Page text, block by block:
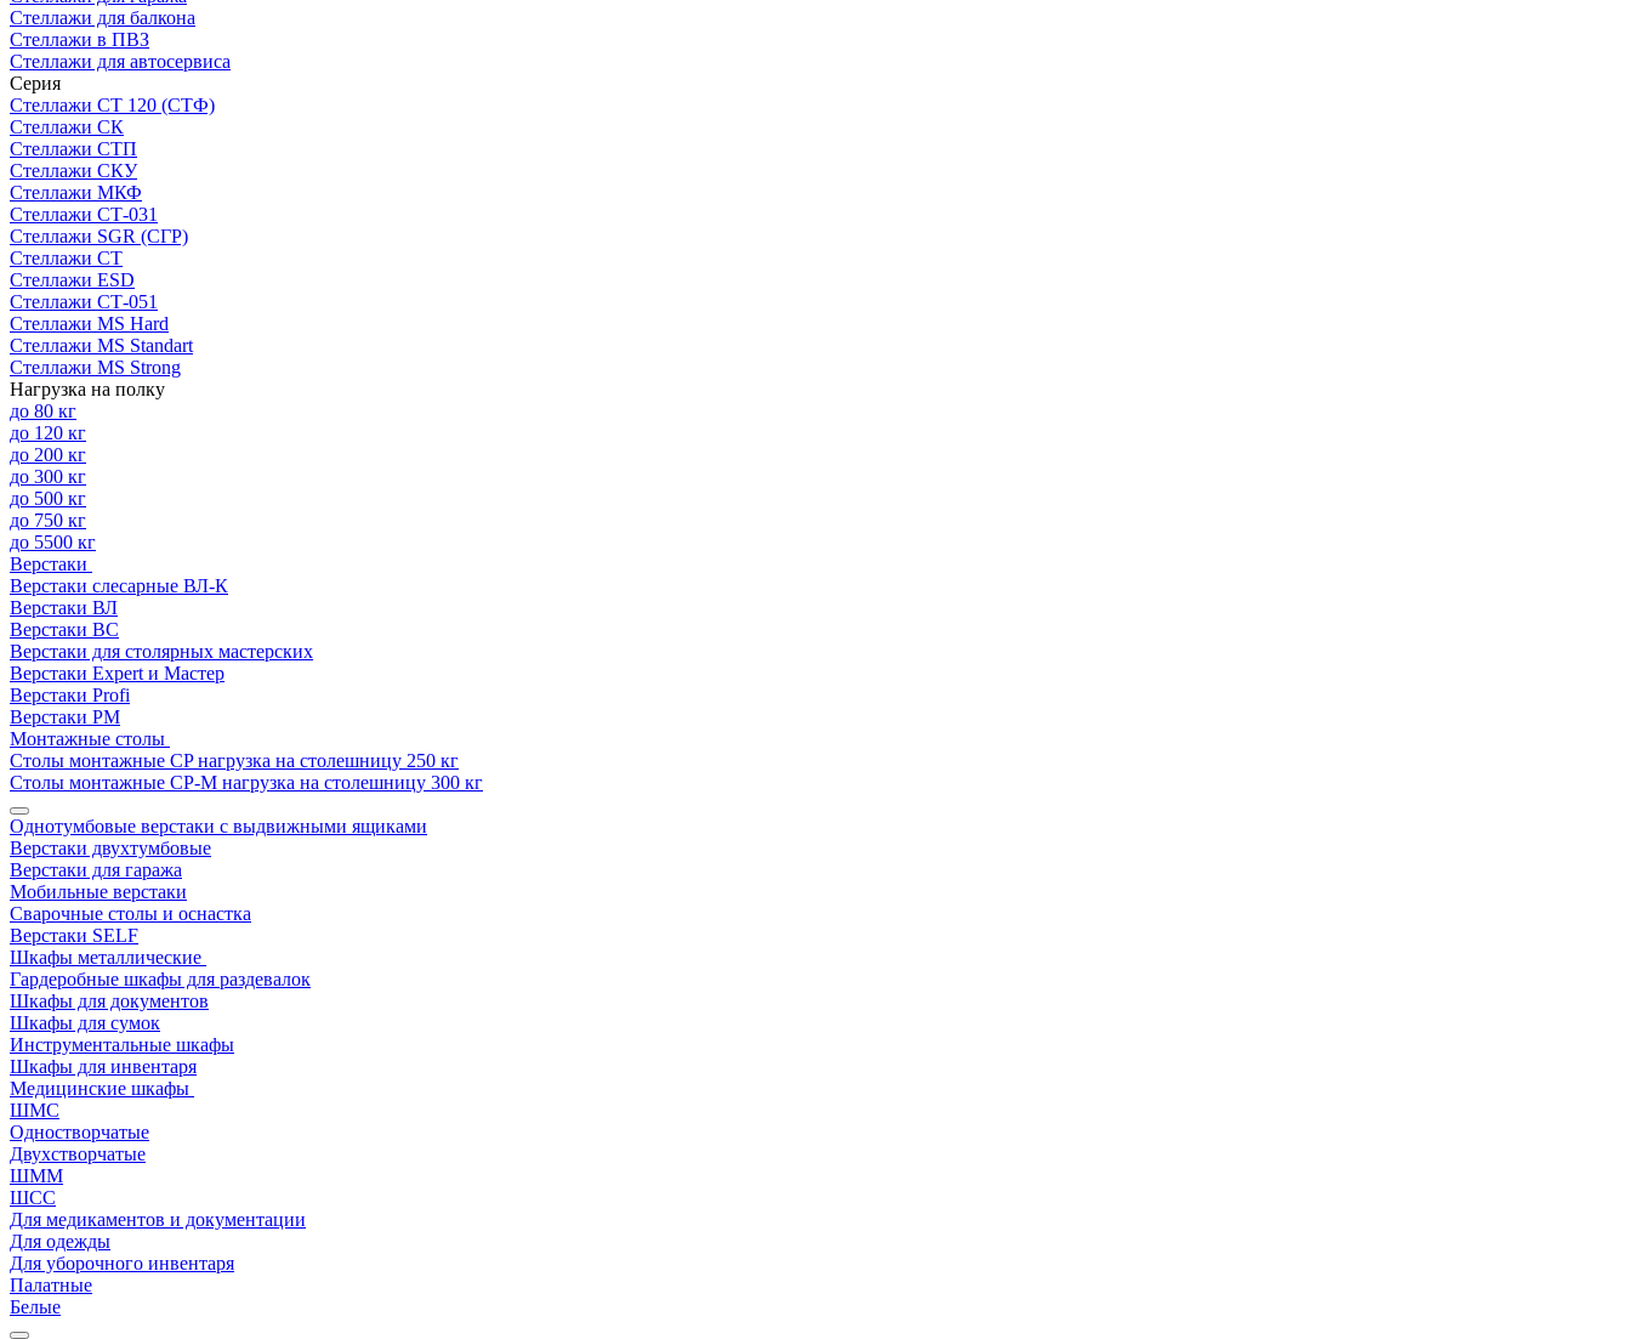
Стеллажи для балкона
Стеллажи в ПВЗ
Стеллажи для автосервиса
Серия
Стеллажи СТ 120 (СТФ)
Стеллажи СК
Стеллажи СТП
Стеллажи СКУ
Стеллажи МКФ
Стеллажи СТ-031
Стеллажи SGR (СГР)
Стеллажи СТ
Стеллажи ESD
Стеллажи СТ-051
Стеллажи MS Hard
Стеллажи MS Standart
Стеллажи MS Strong
Нагрузка на полку
до 80 кг
до 120 кг
до 200 кг
до 300 кг
до 500 кг
до 750 кг
до 5500 кг
Верстаки
Верстаки слесарные ВЛ-К
Верстаки ВЛ
Верстаки ВС
Верстаки для столярных мастерских
Верстаки Expert и Мастер
Верстаки Profi
Верстаки РМ
Монтажные столы
Столы монтажные СP нагрузка на столешницу 250 кг
Столы монтажные СР-М нагрузка на столешницу 300 кг
Однотумбовые верстаки с выдвижными ящиками
Верстаки двухтумбовые
Верстаки для гаража
Мобильные верстаки
Сварочные столы и оснастка
Верстаки SELF
Шкафы металлические
Гардеробные шкафы для раздевалок
Шкафы для документов
Шкафы для сумок
Инструментальные шкафы
Шкафы для инвентаря
Медицинские шкафы
ШМС
Одностворчатые
Двухстворчатые
ШММ
ШСС
Для медикаментов и документации
Для одежды
Для уборочного инвентаря
Палатные
Белые